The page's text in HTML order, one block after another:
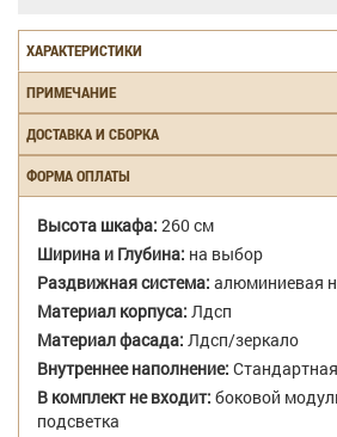
ХАРАКТЕРИСТИКИ
ПРИМЕЧАНИЕ
ДОСТАВКА И СБОРКА
ФОРМА ОПЛАТЫ
Высота шкафа: 260 см
Ширина и Глубина: на выбор
Раздвижная система: алюминиевая
Материал корпуса: Лдсп
Материал фасада: Лдсп/зеркало
Внутреннее наполнение:
В комплект не входит: боковой
подсветка